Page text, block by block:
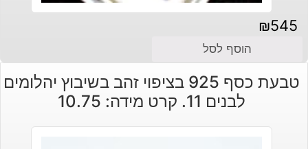
₪545
הוסף לסל
טבעת כסף 925 בציפוי זהב בשיבוץ יהלומים
לבנים 11. קרט מידה: 10.75